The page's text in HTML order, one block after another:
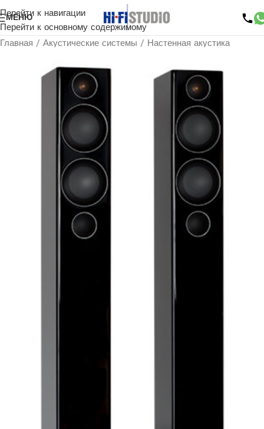
Перейти к навигации
Перейти к основному содержимому
МЕНЮ
Главная / Акустические системы / Настенная акустика